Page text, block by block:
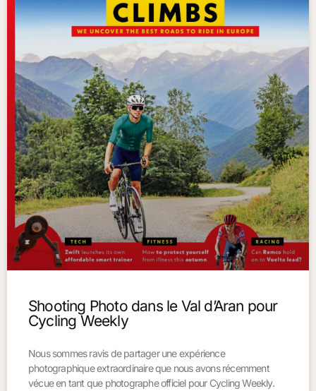
Shooting Photo dans le Val d’Aran pour
Cycling Weekly
Nous sommes ravis de partager une expérience
photographique extraordinaire que nous avons récemment
vécue en tant que photographe officiel pour Cycling Weekly.